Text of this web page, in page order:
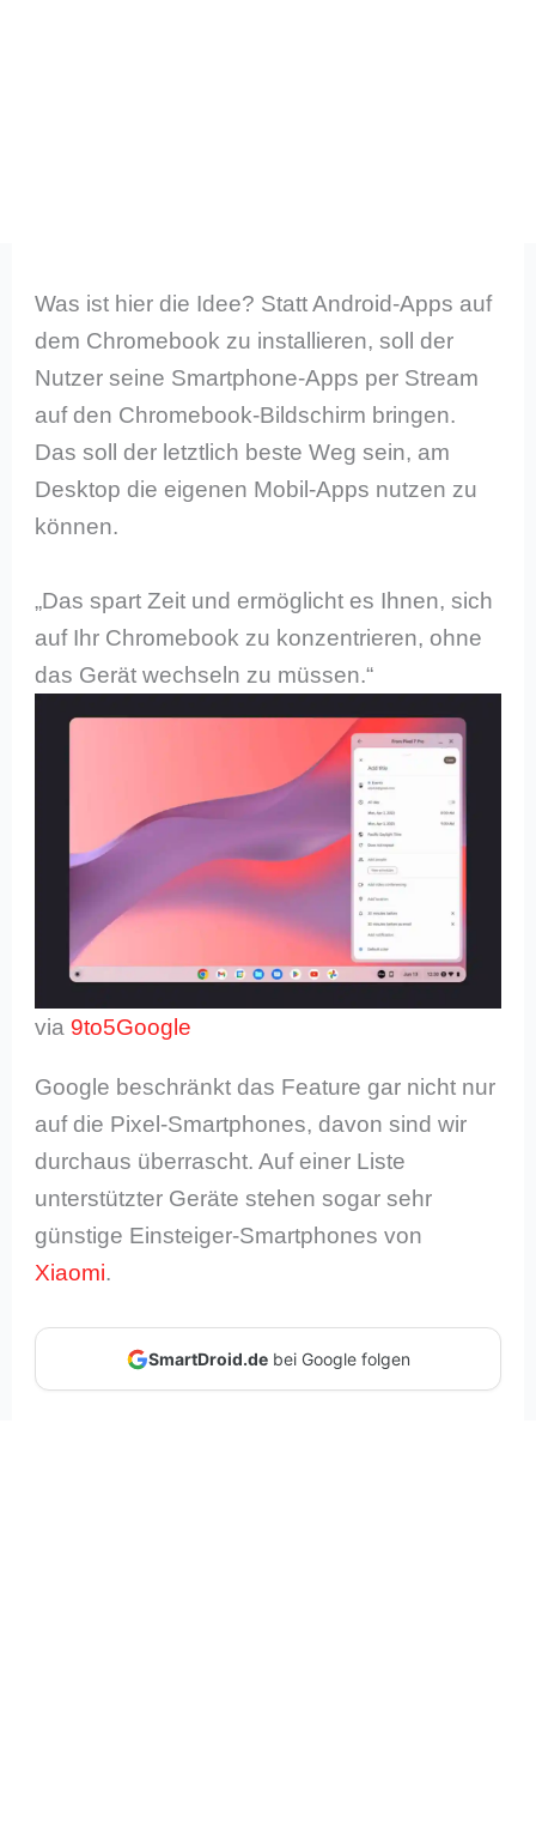
Was ist hier die Idee? Statt Android-Apps auf
dem Chromebook zu installieren, soll der
Nutzer seine Smartphone-Apps per Stream
auf den Chromebook-Bildschirm bringen.
Das soll der letztlich beste Weg sein, am
Desktop die eigenen Mobil-Apps nutzen zu
können.
„Das spart Zeit und ermöglicht es Ihnen, sich
auf Ihr Chromebook zu konzentrieren, ohne
das Gerät wechseln zu müssen.“
via 9to5Google
Google beschränkt das Feature gar nicht nur
auf die Pixel-Smartphones, davon sind wir
durchaus überrascht. Auf einer Liste
unterstützter Geräte stehen sogar sehr
günstige Einsteiger-Smartphones von
Xiaomi.
SmartDroid.debei Google folgen